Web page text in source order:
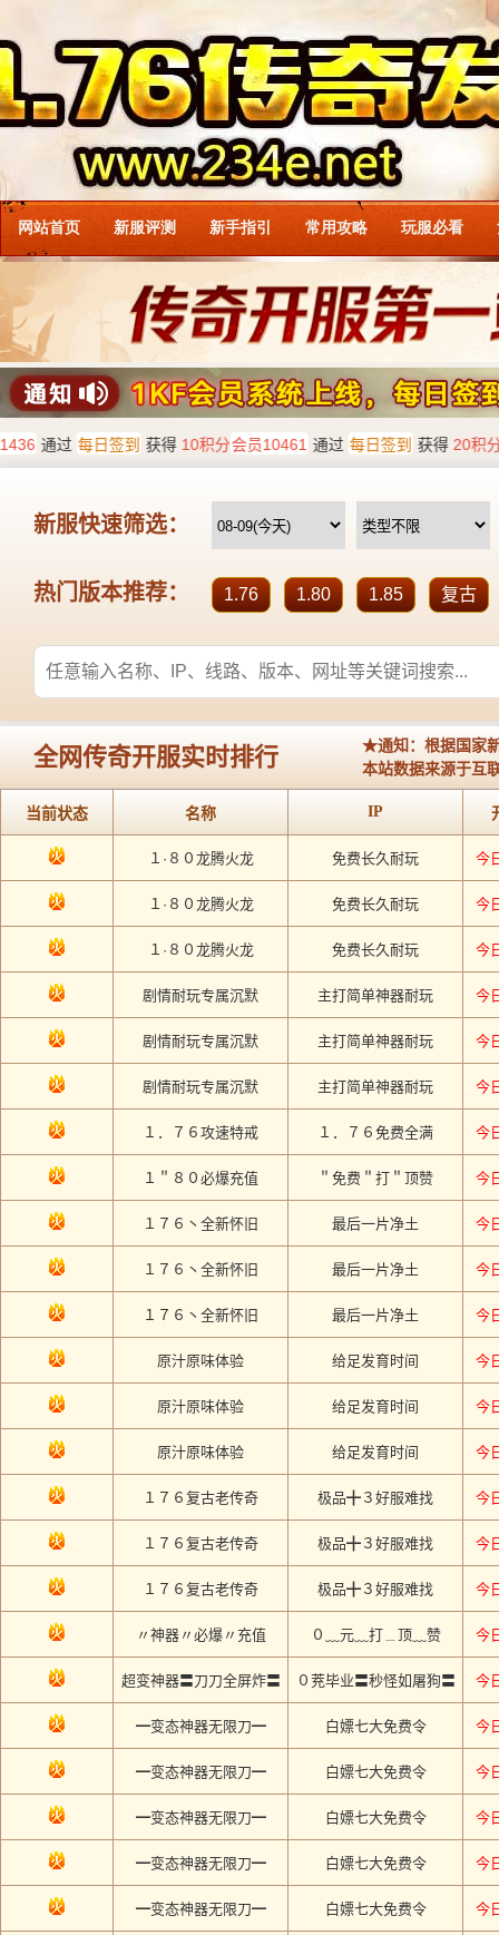
网站首页 新服评测 新手指引 常用攻略 玩服必看